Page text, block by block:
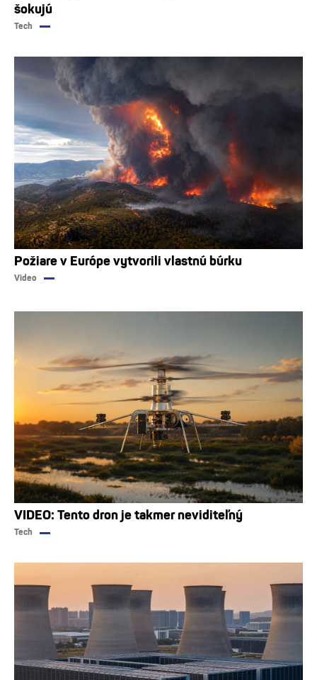
šokujú
Tech
Požiare v Európe vytvorili vlastnú búrku
Video
VIDEO: Tento dron je takmer neviditeľný
Tech